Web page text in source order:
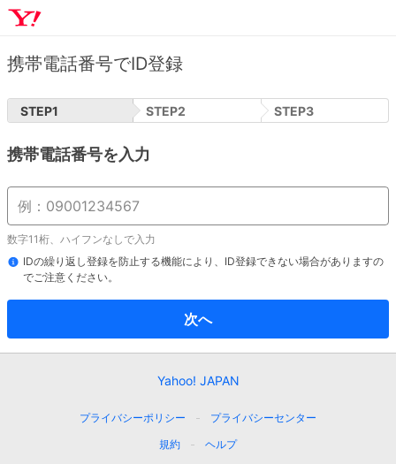
携帯電話番号でID登録
STEP1 STEP2 STEP3
携帯電話番号を入力
数字11桁、ハイフンなしで入力
IDの繰り返し登録を防止する機能により、ID登録できない場合がありますの
でご注意ください。
次へ
Yahoo! JAPAN
プライバシーポリシー
プライバシーセンター
規約
ヘルプ